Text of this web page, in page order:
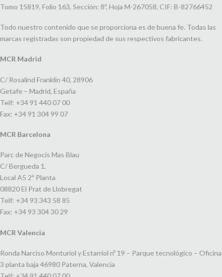
Tomo 15819, Folio 163, Sección: 8ª, Hoja M-267058, CIF: B-82766452
Todo nuestro contenido que se proporciona es de buena fe. Todas las
marcas registradas son propiedad de sus respectivos fabricantes.
MCR Madrid
C/ Rosalind Franklin 40, 28906
Getafe – Madrid, España
Telf: +34 91 440 07 00
Fax: +34 91 304 99 07
MCR Barcelona
Parc de Negocis Mas Blau
C/ Bergueda 1,
Local A5 2ª Planta
08820 El Prat de Llobregat
Telf: +34 93 343 58 85
Fax: +34 93 304 30 29
MCR Valencia
Ronda Narciso Monturiol y Estarriol nº 19 – Parque tecnológico – Oficina
3 planta baja 46980 Paterna, Valencia